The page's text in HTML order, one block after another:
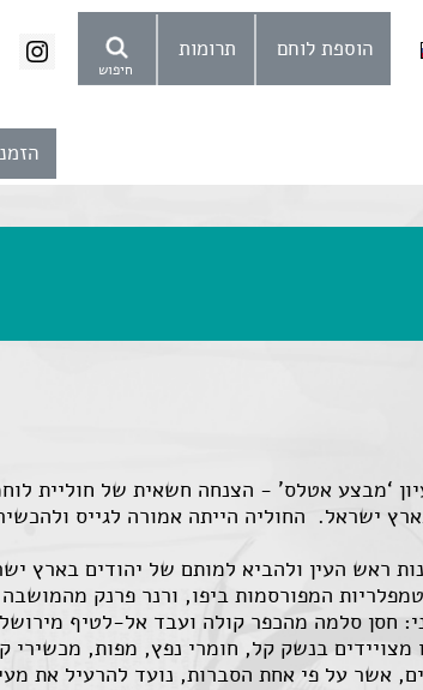
חיפוש
הוספת לוחם תרומות
באל-עלמיין (נובמבר 1942), הלך והתגבש רעיון ‘מבצע אטלס’ - הצנחה חשאית של
ישראל. החוליה הייתה אמורה לגייס
ראש העין ולהביא למותם של יהודים בארץ
המפורסמות ביפו, ורנר פרנק
חסן סלמה מהכפר קולה ועבד אל-לטיף
ממטוס היינקל 3 באזור ואדי קלט. הם היו מצויידים בנשק קל, חומרי נפץ, מפות,
במים, אשר על פי אחת הסברות, נועד להרעיל את